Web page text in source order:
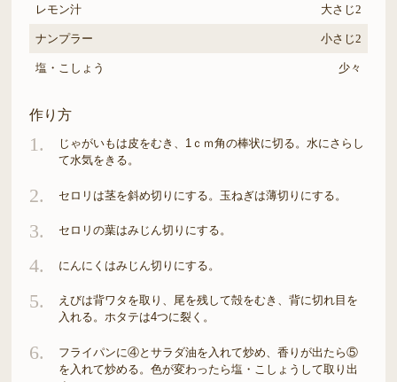
レモン汁 大さじ2
ナンプラー 小さじ2
塩・こしょう 少々
作り方
1.
じゃがいもは皮をむき、1ｃｍ角の棒状に切る。水にさらし
て水気をきる。
2. セロリは茎を斜め切りにする。玉ねぎは薄切りにする。
3. セロリの葉はみじん切りにする。
4. にんにくはみじん切りにする。
5.
えびは背ワタを取り、尾を残して殻をむき、背に切れ目を
入れる。ホタテは4つに裂く。
6.
フライパンに④とサラダ油を入れて炒め、香りが出たら⑤
を入れて炒める。色が変わったら塩・こしょうして取り出